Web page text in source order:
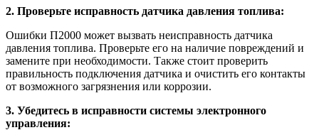
2. Проверьте исправность датчика давления топлива:
Ошибки П2000 может вызвать неисправность датчика
давления топлива. Проверьте его на наличие повреждений и
замените при необходимости. Также стоит проверить
правильность подключения датчика и очистить его контакты
от возможного загрязнения или коррозии.
3. Убедитесь в исправности системы электронного
управления: